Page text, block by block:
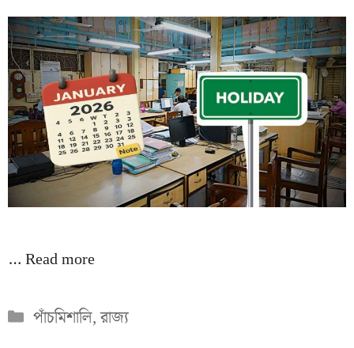
…Read more
Categories
পাঁচমিশালি,রাজ্য